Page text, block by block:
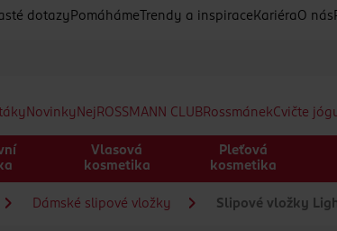
dotazy Pomáháme Trendy a inspirace Kariéra O nás
Novinky Nej ROSSMANN CLUBRossmánekCvičte
Vlasová
kosmetika
Pleťová
kosmetika
Dámské slipové vložky Slipové vložky